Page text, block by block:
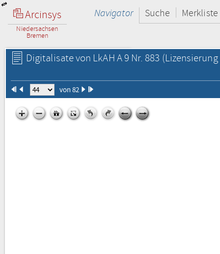
Arcinsys
Niedersachsen
Bremen
Navigator Suche Merkliste
Digitalisate von LkAH A 9 Nr. 883
von 82